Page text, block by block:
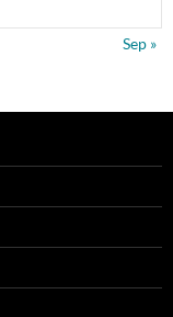
Sep »